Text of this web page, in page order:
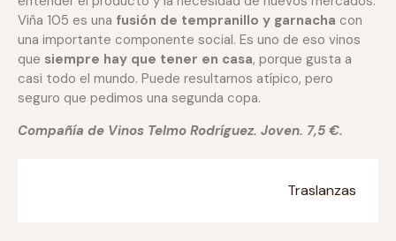
Viña 105 es una fusión de tempranillo y garnacha con
una importante componente social. Es uno de eso vinos
que siempre hay que tener en casa, porque gusta a
casi todo el mundo. Puede resultarnos atípico, pero
seguro que pedimos una segunda copa.
Compañía de Vinos Telmo Rodríguez. Joven. 7,5 €.
Traslanzas